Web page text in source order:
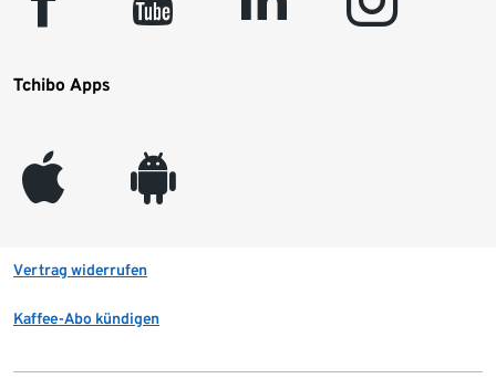
Tchibo Apps
appleinc android
Vertrag widerrufen
Kaffee-Abo kündigen